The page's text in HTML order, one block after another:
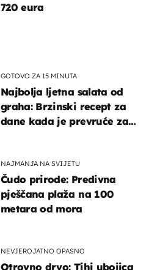
720 eura
GOTOVO ZA 15 MINUTA
Najbolja ljetna salata od
graha: Brzinski recept za
dane kada je prevruće za
NAJMANJA NA SVIJETU
Čudo prirode: Predivna
pješčana plaža na 100
metara od mora
NEVJEROJATNO OPASNO
Otrovno drvo: Tihi ubojica